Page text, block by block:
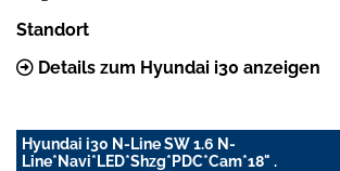
Standort
Details zum Hyundai i30 anzeigen
Hyundai i30 N-Line SW 1.6 N-
Line*Navi*LED*Shzg*PDC*Cam*18" .